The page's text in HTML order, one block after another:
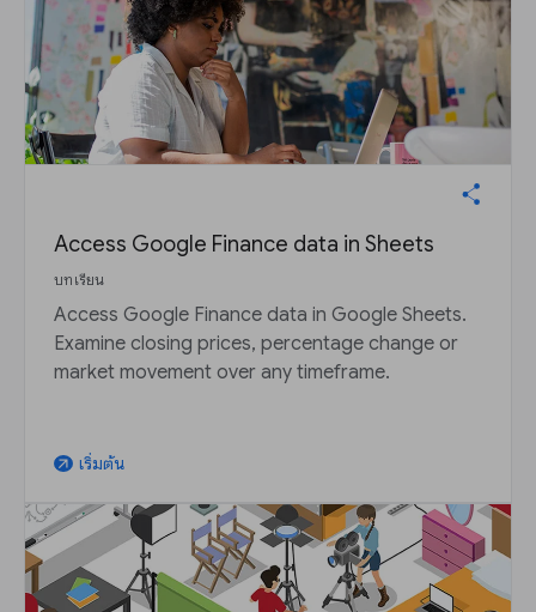
Access Google Finance data in Sheets
บทเรียน
Access Google Finance data in Google Sheets.
Examine closing prices, percentage change or
market movement over any timeframe.
arrow_outward เริ่มต้น